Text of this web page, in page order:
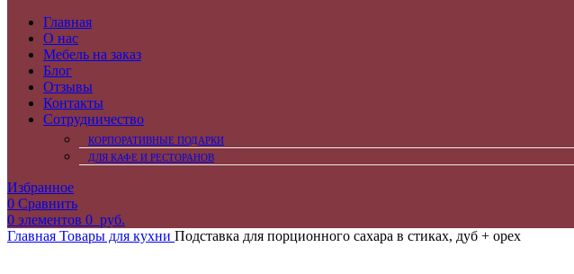
Главная
О нас
Мебель на заказ
Блог
Отзывы
Контакты
Сотрудничество
КОРПОРАТИВНЫЕ ПОДАРКИ
ДЛЯ КАФЕ И РЕСТОРАНОВ
Избранное
0 Сравнить
0 элементов 0 руб.
Главная Товары для кухни Подставка для порционного сахара в стиках, дуб + орех